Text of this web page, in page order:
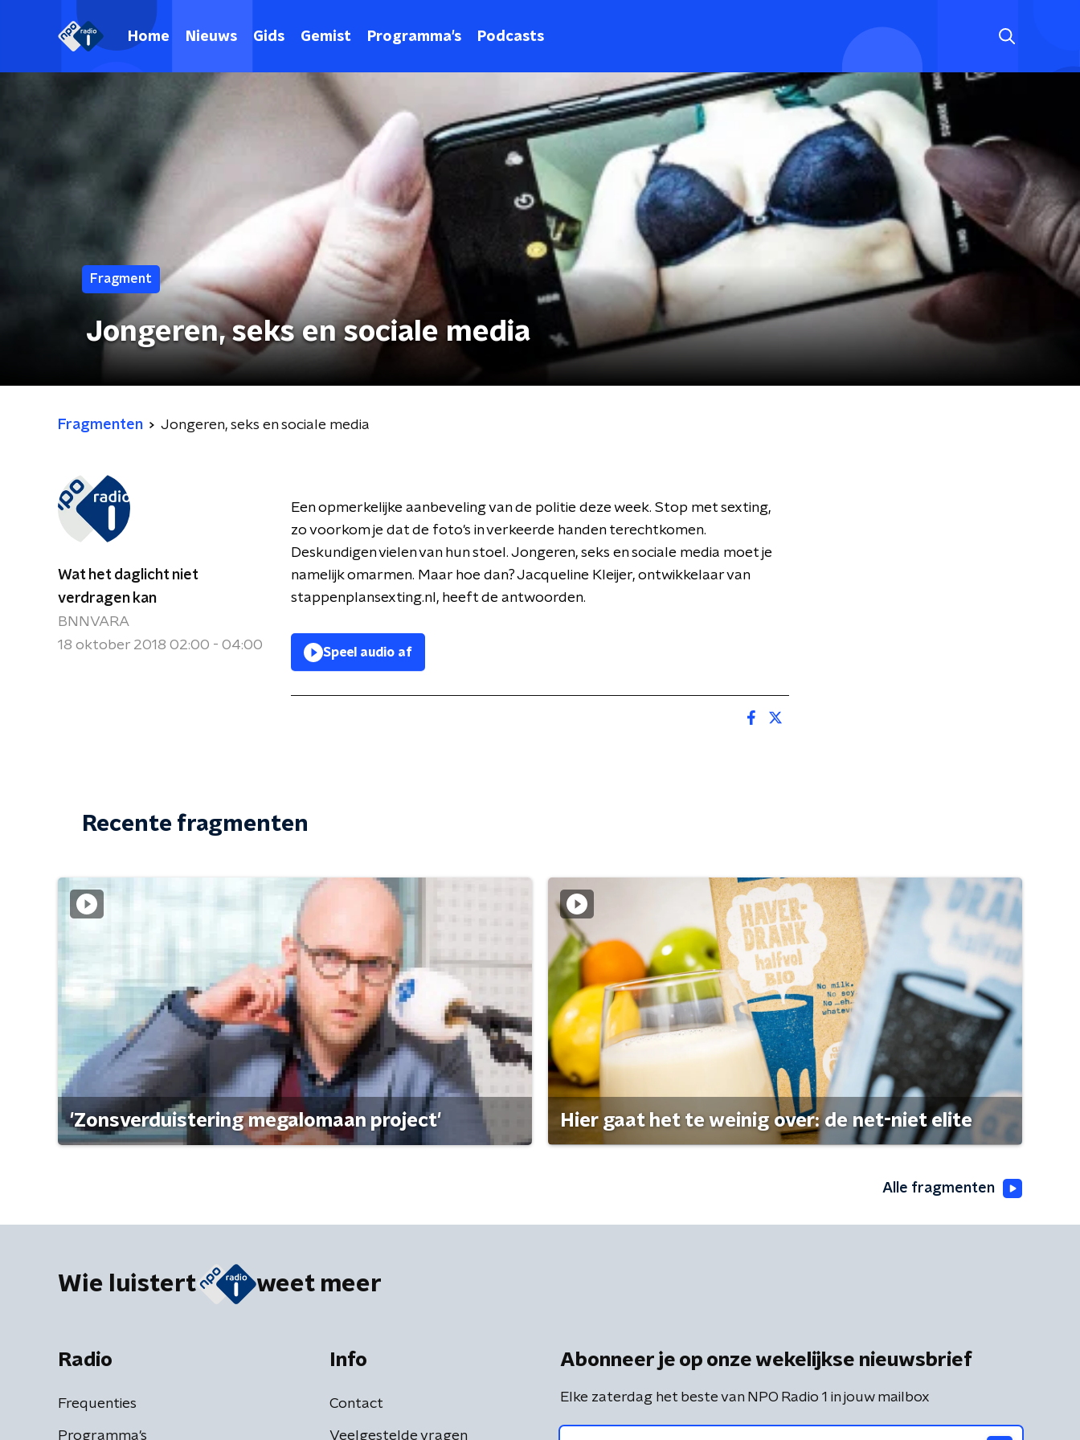
Home Nieuws Gids Gemist Programma's Podcasts
Fragment
Jongeren, seks en sociale media
Fragmenten Jongeren, seks en sociale media
Wat het daglicht niet
verdragen kan
BNNVARA
18 oktober 2018 02:00 - 04:00
Een opmerkelijke aanbeveling van de politie deze week. Stop met sexting,
zo voorkom je dat de foto's in verkeerde handen terechtkomen.
Deskundigen vielen van hun stoel. Jongeren, seks en sociale media moet je
namelijk omarmen. Maar hoe dan? Jacqueline Kleijer, ontwikkelaar van
stappenplansexting.nl, heeft de antwoorden.
Speel audio af
Recente fragmenten
'Zonsverduistering megalomaan project' Hier gaat het te weinig over: de net-niet elite
Alle fragmenten
Wie luistert weet meer
Radio
Frequenties
Programma's
Info
Contact
Veelgestelde vragen
Abonneer je op onze wekelijkse nieuwsbrief
Elke zaterdag het beste van NPO Radio 1 in jouw mailbox